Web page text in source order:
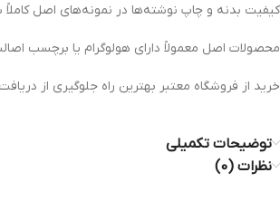
کیفیت بدنه و چاپ نوشته‌ها در نمونه‌های اصل
محصولات اصل معمولاً دارای هولوگرام یا برچسب
خرید از فروشگاه معتبر بهترین راه جلوگیری از
توضیحات تکمیلی
نظرات (0)